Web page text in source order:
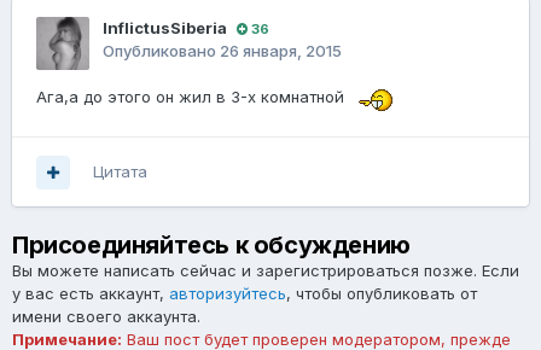
InflictusSiberia 36
Опубликовано 26 января, 2015
Ага,а до этого он жил в 3-х комнатной
Цитата
Присоединяйтесь к обсуждению
Вы можете написать сейчас и зарегистрироваться позже. Если
у вас есть аккаунт, авторизуйтесь, чтобы опубликовать от
имени своего аккаунта.
Примечание: Ваш пост будет проверен модератором, прежде